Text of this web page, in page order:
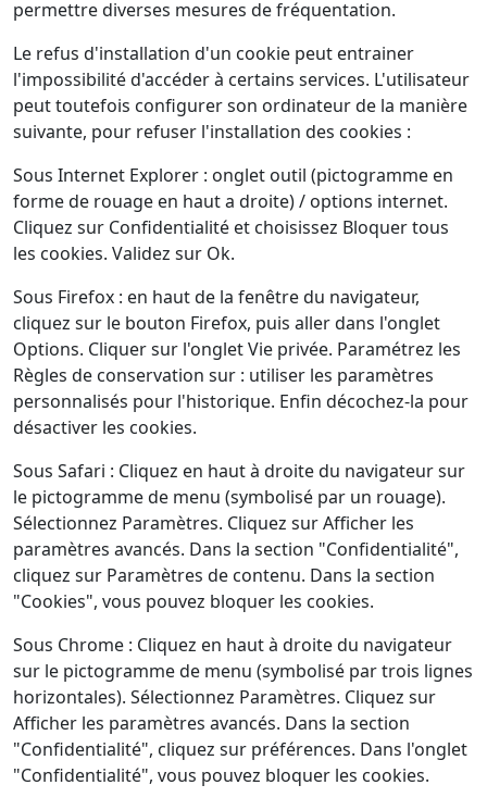
permettre diverses mesures de fréquentation.
Le refus d'installation d'un cookie peut entrainer
l'impossibilité d'accéder à certains services. L'utilisateur
peut toutefois configurer son ordinateur de la manière
suivante, pour refuser l'installation des cookies :
Sous Internet Explorer : onglet outil (pictogramme en
forme de rouage en haut a droite) / options internet.
Cliquez sur Confidentialité et choisissez Bloquer tous
les cookies. Validez sur Ok.
Sous Firefox : en haut de la fenêtre du navigateur,
cliquez sur le bouton Firefox, puis aller dans l'onglet
Options. Cliquer sur l'onglet Vie privée. Paramétrez les
Règles de conservation sur : utiliser les paramètres
personnalisés pour l'historique. Enfin décochez-la pour
désactiver les cookies.
Sous Safari : Cliquez en haut à droite du navigateur sur
le pictogramme de menu (symbolisé par un rouage).
Sélectionnez Paramètres. Cliquez sur Afficher les
paramètres avancés. Dans la section "Confidentialité",
cliquez sur Paramètres de contenu. Dans la section
"Cookies", vous pouvez bloquer les cookies.
Sous Chrome : Cliquez en haut à droite du navigateur
sur le pictogramme de menu (symbolisé par trois lignes
horizontales). Sélectionnez Paramètres. Cliquez sur
Afficher les paramètres avancés. Dans la section
"Confidentialité", cliquez sur préférences. Dans l'onglet
"Confidentialité", vous pouvez bloquer les cookies.